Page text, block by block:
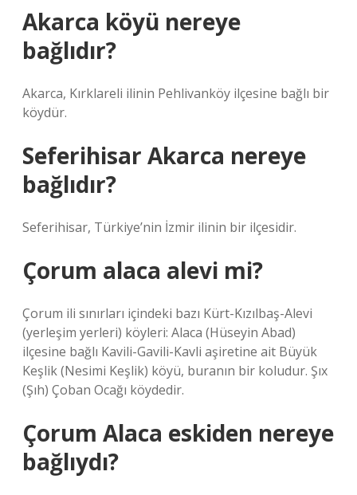
Akarca köyü nereye
bağlıdır?
Akarca, Kırklareli ilinin Pehlivanköy ilçesine bağlı bir
köydür.
Seferihisar Akarca nereye
bağlıdır?
Seferihisar, Türkiye’nin İzmir ilinin bir ilçesidir.
Çorum alaca alevi mi?
Çorum ili sınırları içindeki bazı Kürt-Kızılbaş-Alevi
(yerleşim yerleri) köyleri: Alaca (Hüseyin Abad)
ilçesine bağlı Kavili-Gavili-Kavli aşiretine ait Büyük
Keşlik (Nesimi Keşlik) köyü, buranın bir koludur. Şıx
(Şıh) Çoban Ocağı köydedir.
Çorum Alaca eskiden nereye
bağlıydı?